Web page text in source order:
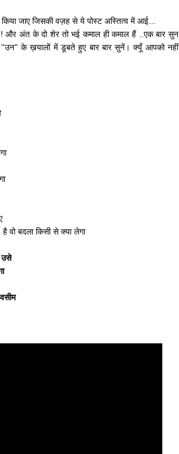
जाए जिसकी वज़ह से ये पोस्ट अस्तित्व में आई...
! और अंत के दो शेर तो भई कमाल ही कमाल हैं ..एक बार सुन
''उन'' के ख़यालों में डूबते हुए बार बार सुनें। क्यूँ आपको नहीं
वो बदला किसी से क्या लेगा
उसे